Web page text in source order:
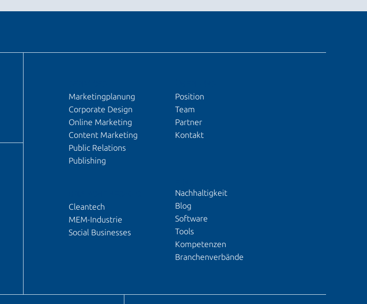
Marketingplanung
Corporate Design
Online Marketing
Content Marketing
Public Relations
Publishing
Cleantech
MEM-Industrie
Social Businesses
Position
Team
Partner
Kontakt
Nachhaltigkeit
Blog
Software
Tools
Kompetenzen
Branchenverbände